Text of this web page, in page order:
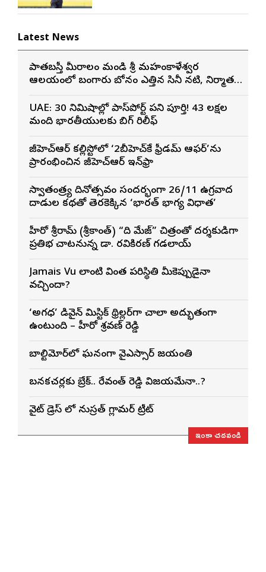
Latest News
పాతబస్తీ మీరాలం మండి శ్రీ మహంకాళేశ్వర
ఆలయంలో బంగారు బోనం ఎత్తిన సినీ నటి, నిర్మాత
UAE: 30 నిమిషాల్లో పాస్‌పోర్ట్ పని పూర్తి! 43 లక్షల
మంది భారతీయులకు బిగ్ రిలీఫ్
జీహెచ్ఆర్ కల్లిస్టోలో ‘2బీహెచ్‌కే ఫ్రీడమ్ ఆఫర్’ను
ప్రారంభించిన జీహెచ్ఆర్ ఇన్‌ఫ్రా
స్వాతంత్ర్య దినోత్సవం సందర్భంగా 26/11 ఉగ్రవాద
దాడుల కథతో తెరకెక్కిన ‘భారత్ భాగ్య విధాత’
హీరో శ్రీరామ్ (శ్రీకాంత్) “ది మేజ్” చిత్రంతో దర్శకుడిగా
ప్రతిభ చాటనున్న డా. రవికిరణ్ గడలాయ్
Jamais Vu లాంటి వింత పరిస్థితి మీకెప్పుడైనా
వచ్చిందా?
‘అగధ’ డివైన్ మిస్టిక్ థ్రిల్లర్‌గా చాలా అద్భుతంగా
ఉంటుంది – హీరో శ్రవణ్ రెడ్డి
బాల్టిమోర్‌లో ఘనంగా వైఎస్సార్‌ జయంతి
బనకచర్లకు బ్రేక్.. రేవంత్ రెడ్డి విజయమేనా..?
వైట్ డ్రెస్ లో నుస్ర‌త్ గ్లామ‌ర్ ట్రీట్
ఇంకా చదవండి